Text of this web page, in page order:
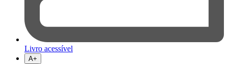
Livro acessível
A+